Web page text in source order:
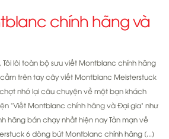
chính hãng và
Tôi lôi toàn bộ sưu viết Montblanc chính hãng
trên tay cây viết Montblanc Meisterstuck
nhớ lại câu chuyện về một bạn khách
"Viết Montblanc chính hãng và Đại gia" như
hãng bán chạy nhất hiện nay Tản mạn về
6 dòng bút Montblanc chính hãng [...]